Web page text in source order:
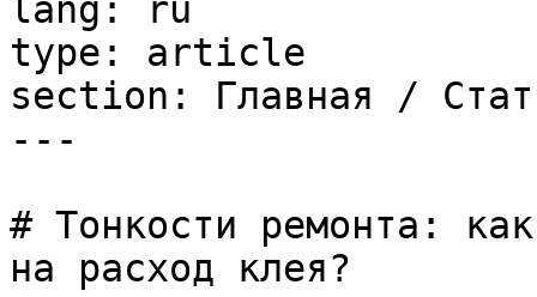
lang: ru
type: article
section: Главная /
---
# Тонкости ремонта:
на расход клея?